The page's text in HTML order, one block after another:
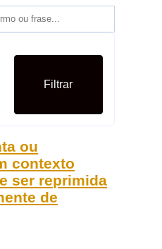
Filtrar
ou
contexto
ser reprimida
de